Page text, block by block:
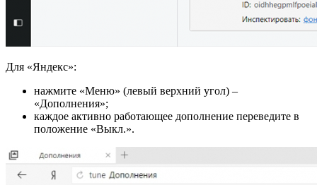
Для «Яндекс»:
нажмите «Меню» (левый верхний угол) –
«Дополнения»;
каждое активно работающее дополнение переведите в
положение «Выкл.».